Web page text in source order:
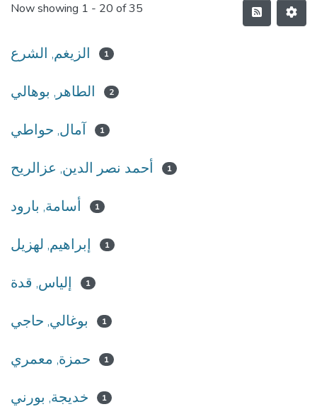
Now showing 1 - 20 of 35
الزيغم, الشرع 1
الطاهر, بوهالي 2
آمال, حواطي 1
أحمد نصر الدين, عزالريح 1
أسامة, بارود 1
إبراهيم, لهزيل 1
إلياس, قدة 1
بوغالي, حاجي 1
حمزة, معمري 1
خديجة, بورني 1